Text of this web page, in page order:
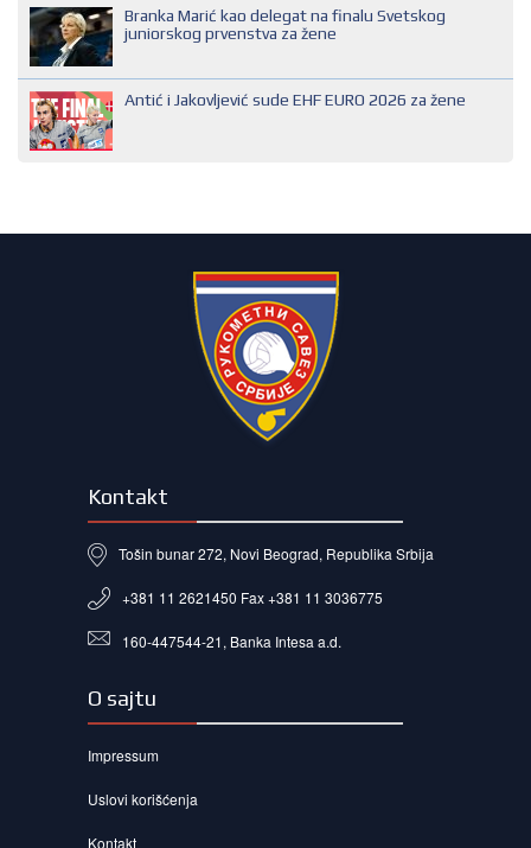
SUDIJA PRVE KATEGORIJE
Branka Marić kao delegat na finalu Svetskog
juniorskog prvenstva za žene
Antić i Jakovljević sude EHF EURO 2026 za žene
Kontakt
Tošin bunar 272, Novi Beograd, Republika Srbija
+381 11 2621450 Fax +381 11 3036775
160-447544-21, Banka Intesa a.d.
O sajtu
Impressum
Uslovi korišćenja
Kontakt